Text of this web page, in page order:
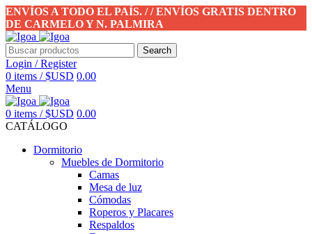
ENVÍOS A TODO EL PAÍS. / / ENVÍOS GRATIS DENTRO
DE CARMELO Y N. PALMIRA
Search
Login / Register
0 items / $USD 0.00
Menu
0 items / $USD 0.00
CATÁLOGO
Dormitorio
Muebles de Dormitorio
Camas
Mesa de luz
Cómodas
Roperos y Placares
Respaldos